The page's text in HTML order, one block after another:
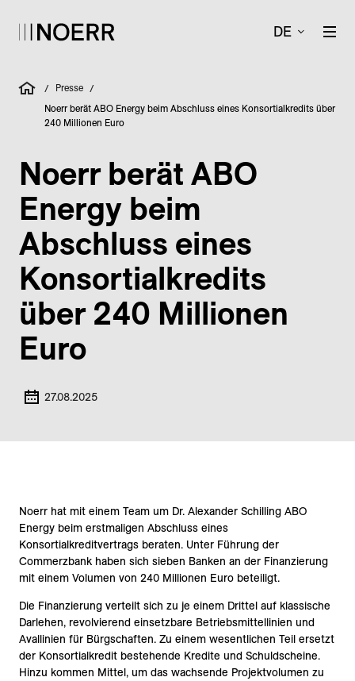
DE
/ Presse /
Noerr berät ABO Energy beim Abschluss eines Konsortialkredits über
240 Millionen Euro
Noerr berät ABO
Energy beim
Abschluss eines
Konsortial­kredits
über 240 Millionen
Euro
27.08.2025
Noerr hat mit einem Team um Dr. Alexander Schilling ABO
Energy beim erstmaligen Abschluss eines
Konsortialkreditvertrags beraten. Unter Führung der
Commerzbank haben sich sieben Banken an der Finanzierung
mit einem Volumen von 240 Millionen Euro beteiligt.
Die Finanzierung verteilt sich zu je einem Drittel auf klassische
Darlehen, revolvierend einsetzbare Betriebsmittellinien und
Avallinien für Bürgschaften. Zu einem wesentlichen Teil ersetzt
der Konsortialkredit bestehende Kredite und Schuldscheine.
Hinzu kommen Mittel, um das wachsende Projektvolumen zu